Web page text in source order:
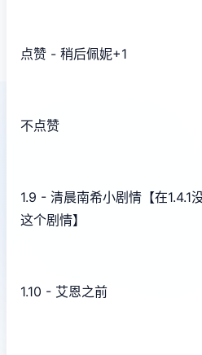
点赞 - 稍后佩妮+1
不点赞
1.9 - 清晨南希小剧情【在1.4.1
这个剧情】
1.10 - 艾恩之前